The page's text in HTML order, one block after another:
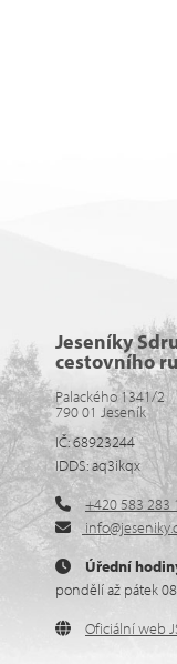
Jeseníky
cestovního
Palackého 1341/2
790 01 Jeseník
IČ: 68923244
IDDS: aq3ikqx
+420 583 283
Úřední
pondělí až pátek
Oficiální web